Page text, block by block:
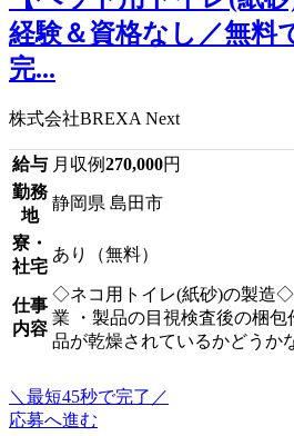
経験＆資格なし／無料
完...
株式会社BREXA Next
給与 月収例270,000円
勤務
地
静岡県 島田市
寮・
社宅
あり（無料）
仕事
内容
◇ネコ用トイレ(紙砂)の製造
業 ・製品の目視検査後の梱包
品が乾燥されているかどうか
＼最短45秒で完了／
応募へ進む